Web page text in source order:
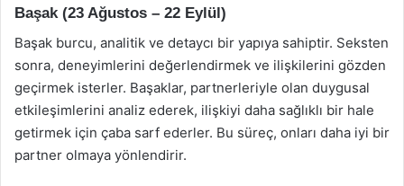
Başak (23 Ağustos – 22 Eylül)
Başak burcu, analitik ve detaycı bir yapıya sahiptir. Seksten
sonra, deneyimlerini değerlendirmek ve ilişkilerini gözden
geçirmek isterler. Başaklar, partnerleriyle olan duygusal
etkileşimlerini analiz ederek, ilişkiyi daha sağlıklı bir hale
getirmek için çaba sarf ederler. Bu süreç, onları daha iyi bir
partner olmaya yönlendirir.